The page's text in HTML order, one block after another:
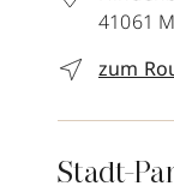
41061
zum
Stadt-